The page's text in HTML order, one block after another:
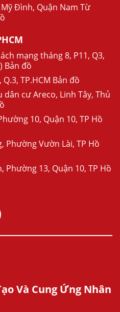
Đình, Quận Nam Từ
mạng tháng 8, P11, Q3,
Bản đồ
Q.3, TP.HCM Bản đồ
cư Areco, Linh Tây, Thủ
10, Quận 10, TP Hồ
Phường Vườn Lài, TP Hồ
Phường 13, Quận 10, TP Hồ
Và Cung Ứng Nhân